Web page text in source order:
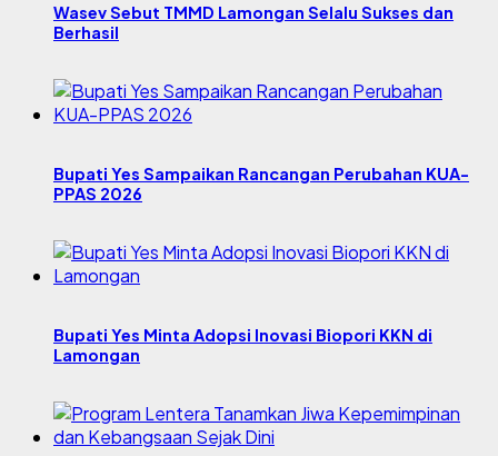
Wasev Sebut TMMD Lamongan Selalu Sukses dan
Berhasil
Bupati Yes Sampaikan Rancangan Perubahan KUA-
PPAS 2026
Bupati Yes Minta Adopsi Inovasi Biopori KKN di
Lamongan